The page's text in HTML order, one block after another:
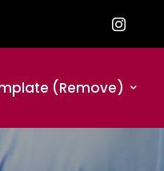
(remove)